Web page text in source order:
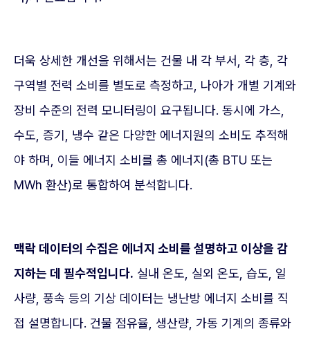
더욱 상세한 개선을 위해서는 건물 내 각 부서, 각 층, 각
구역별 전력 소비를 별도로 측정하고, 나아가 개별 기계와
장비 수준의 전력 모니터링이 요구됩니다. 동시에 가스,
수도, 증기, 냉수 같은 다양한 에너지원의 소비도 추적해
야 하며, 이들 에너지 소비를 총 에너지(총 BTU 또는
MWh 환산)로 통합하여 분석합니다.
맥락 데이터의 수집은 에너지 소비를 설명하고 이상을 감
지하는 데 필수적입니다. 실내 온도, 실외 온도, 습도, 일
사량, 풍속 등의 기상 데이터는 냉난방 에너지 소비를 직
접 설명합니다. 건물 점유율, 생산량, 가동 기계의 종류와